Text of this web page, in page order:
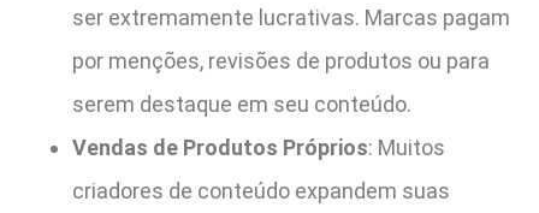
ser extremamente lucrativas. Marcas pagam
por menções, revisões de produtos ou para
serem destaque em seu conteúdo.
Vendas de Produtos Próprios: Muitos
criadores de conteúdo expandem suas